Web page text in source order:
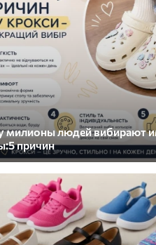
милионы людей вибирают
причин